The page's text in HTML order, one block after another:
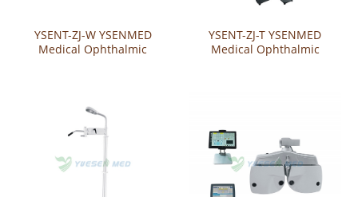
YSENT-ZJ-W YSENMED
Medical Ophthalmic
YSENT-ZJ-T YSENMED
Medical Ophthalmic